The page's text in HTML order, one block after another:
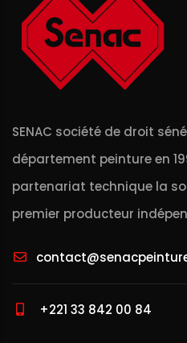
SENAC société de droit
département peinture en
partenariat technique la
premier producteur
+221 33 842 00 84